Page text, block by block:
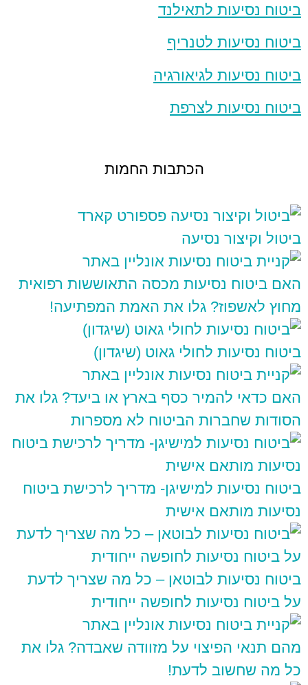
ביטוח נסיעות לתאילנד
ביטוח נסיעות לטנריף
ביטוח נסיעות לגיאורגיה
ביטוח נסיעות לצרפת
הכתבות החמות
ביטול וקיצור נסיעה
האם ביטוח נסיעות מכסה התאוששות רפואית
מחוץ לאשפוז? גלו את האמת המפתיעה!
ביטוח נסיעות לחולי גאוט (שיגדון)
האם כדאי להמיר כסף בארץ או ביעד? גלו את
הסודות שחברות הביטוח לא מספרות
ביטוח נסיעות למישיגן- מדריך לרכישת ביטוח
נסיעות מותאם אישית
ביטוח נסיעות לבוטאן – כל מה שצריך לדעת
על ביטוח נסיעות לחופשה ייחודית
מהם תנאי הפיצוי על מזוודה שאבדה? גלו את
כל מה שחשוב לדעת!